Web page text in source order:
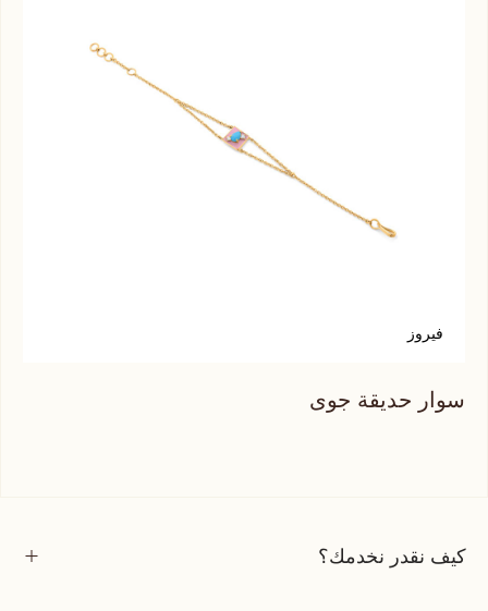
فيروز
سوار حديقة جوى
كيف نقدر نخدمك؟